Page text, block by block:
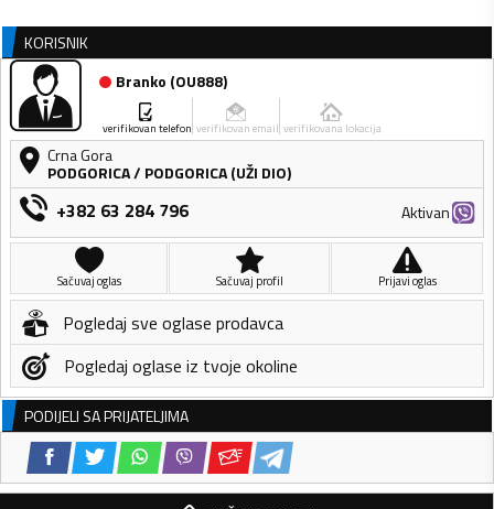
KORISNIK
Branko (OU888)
verifikovan telefon verifikovan email verifikovana lokacija
Crna Gora
PODGORICA/ PODGORICA (UŽI DIO)
+382 63 284 796 Aktivan
Sačuvaj oglas Sačuvaj profil Prijavi oglas
Pogledaj sve oglase prodavca
Pogledaj oglase iz tvoje okoline
PODIJELI SA PRIJATELJIMA